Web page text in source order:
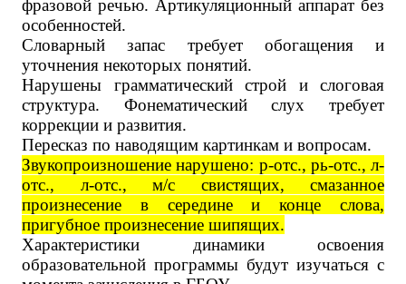
фразовой речью. Артикуляционный аппарат без
особенностей.
Словарный запас требует обогащения и
уточнения некоторых понятий.
Нарушены грамматический строй и слоговая
структура. Фонематический слух требует
коррекции и развития.
Пересказ по наводящим картинкам и вопросам.
Звукопроизношение нарушено: р-отс., рь-отс., л-
отс., л-отс., м/с свистящих, смазанное
произнесение в середине и конце слова,
пригубное произнесение шипящих.
Характеристики динамики освоения
образовательной программы будут изучаться с